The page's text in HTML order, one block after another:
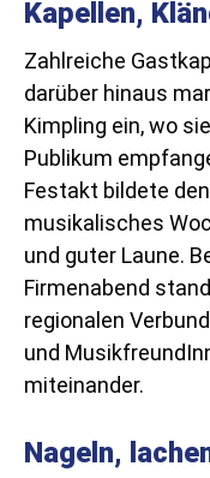
Kapellen,
Zahlreiche
darüber hinaus
Kimpling ein, wo
Publikum
Festakt bildete
musikalisches
und guter Laune.
Firmenabend
regionalen
und
miteinander.
Nageln,